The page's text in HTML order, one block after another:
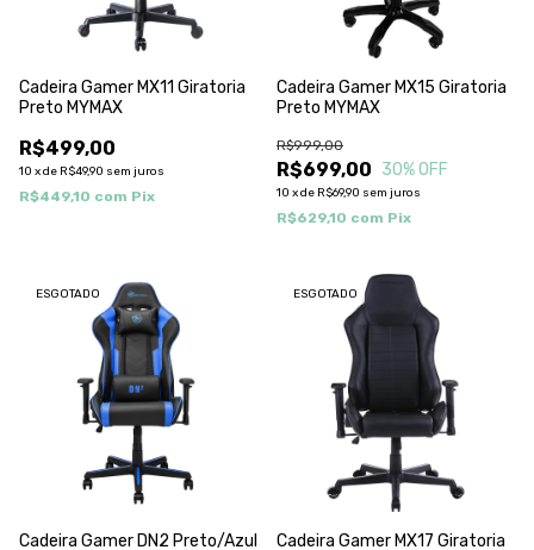
Cadeira Gamer MX11 Giratoria
Preto MYMAX
R$499,00
10 xde R$49,90 sem juros
R$449,10 com Pix
Cadeira Gamer MX15 Giratoria
Preto MYMAX
R$699,00
R$999,00
30% OFF
10 xde R$69,90 sem juros
R$629,10 com Pix
ESGOTADO
Cadeira Gamer DN2 Preto/Azul
ESGOTADO
Cadeira Gamer MX17 Giratoria